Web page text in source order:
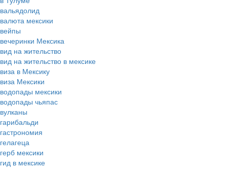
вальядолид
валюта мексики
вейпы
вечеринки Мексика
вид на жительство
вид на жительство в мексике
виза в Мексику
виза Мексики
водопады мексики
водопады чьяпас
вулканы
гарибальди
гастрономия
гелагеца
герб мексики
гид в мексике